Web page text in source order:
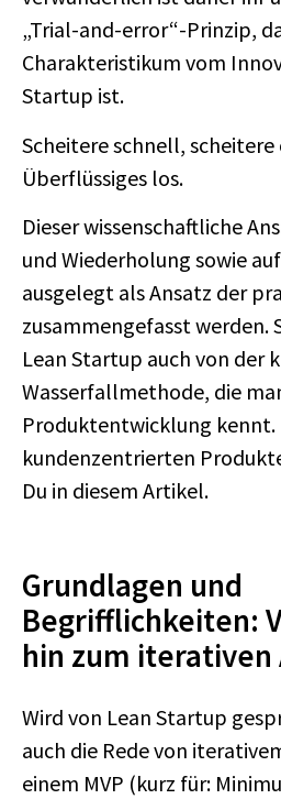
„Trial-and-error“-Prinzip,
Charakteristikum vom
Startup ist.
Scheitere schnell, scheitere
Überflüssiges los.
Dieser wissenschaftliche
und Wiederholung sowie
ausgelegt als Ansatz der
zusammengefasst werden.
Lean Startup auch von der
Wasserfallmethode, die
Produktentwicklung kennt.
kundenzentrierten
Du in diesem Artikel.
Grundlagen und
Begrifflichkeiten:
hin zum iterativen
Wird von Lean Startup
auch die Rede von
einem MVP (kurz für: